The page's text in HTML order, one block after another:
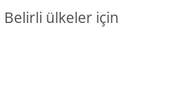
Belirli ülkeler için